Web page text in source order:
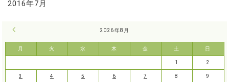
2016年7月
2026年8月
月 火 水 木 金 土 日
1 2
3 4 5 6 7 8 9